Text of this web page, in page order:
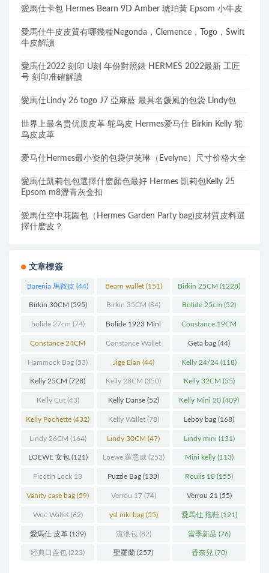
愛馬仕卡包 Hermes Bearn 9D Amber 琥珀黃 Epsom 小牛皮
愛馬仕牛皮皮質有哪幾種Negonda，Clemence，Togo，Swift
牛皮解讀
愛馬仕2022 刻印 U刻 年份對照錶 HERMES 2022最新 工匠
号 刻印准確解讀
愛馬仕Lindy 26 togo J7 亞麻藍 最具名媛風的包袋 Lindy包
世界上最名贵优质皮革 鸵鸟皮 Hermes爱马仕 Birkin Kelly 鸵
鸟皮皮革
爱马仕Hermes最小资的包袋伊芙琳（Evelyne）尺寸价格大全
愛馬仕凱莉包包選擇什麽顏色最好 Hermes 凱莉包Kelly 25
Epsom m8瀝青灰金扣
愛馬仕空中花園包（Hermes Garden Party bag)皮材質皮料選
擇什麽皮？
文章標簽
Barenia 馬鞍皮 (44) Bearn wallet(151) Birkin 25CM (1228)
Birkin 30CM (595) Birkin 35CM (84) Bolide 25cm (52)
bolide 27cm (74) Bolide 1923 Mini
(93)
Constance 19CM
(571)
Constance 24CM
(216)
Constance Wallet
(60)
Geta bag (44)
Hammock Bag (53) Jige Elan (44) Kelly 24/24 (118)
Kelly 25CM (728) Kelly 28CM (350) Kelly 32CM (55)
Kelly Cut(43) Kelly Danse(52) Kelly Mini 20 (409)
Kelly Pochette (432) Kelly Wallet(78) Leboy bag (168)
Lindy 26CM (164) Lindy 30CM (47) Lindy mini (131)
LOEWE 女包(121) Loewe 羅意威(253) Mini kelly(113)
Picotin Lock 18
(202)
Puzzle Bag (133) Roulis 18 (155)
Vanity case bag (59) Verrou 17(74) Verrou 21 (55)
Woc Wallet(62) ysl niki bag(55) 愛馬仕 拖鞋(121)
愛馬仕 皮革(139) 流浪包(82) 當季新品 (76)
经典口盖包 (223) 聖羅蘭 (257) 香奈兒 (70)